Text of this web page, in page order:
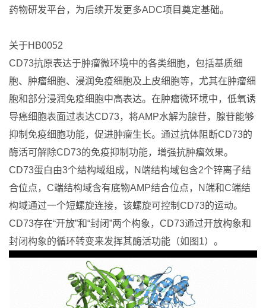
药物研发平台，为后续开发更多ADC项目奠定基础。
关于HB0052
CD73抗原表达于肿瘤微环境中的各类细胞，包括基质细
胞、肿瘤细胞、浸润免疫细胞及上皮细胞等，尤其在肿瘤细
胞和部分浸润免疫细胞中高表达。在肿瘤微环境中，低氧诱
导癌细胞表面过表达CD73，将AMP水解为腺苷，腺苷能够
抑制免疫细胞功能，促进肿瘤生长。通过抗体阻断CD73的
酶活可解除CD73的免疫抑制功能，增强抗肿瘤效果。
CD73蛋白由3个结构域组成，N端结构域包含2个锌离子结
合位点，C端结构域含有底物AMP结合位点，N端和C端结
构域通过一个短螺旋连接，该螺旋可控制CD73的运动。
CD73存在“开放”和“封闭”两个构象，CD73通过开放构象和
封闭构象的循环转变来发挥其酶活功能（如图1）。